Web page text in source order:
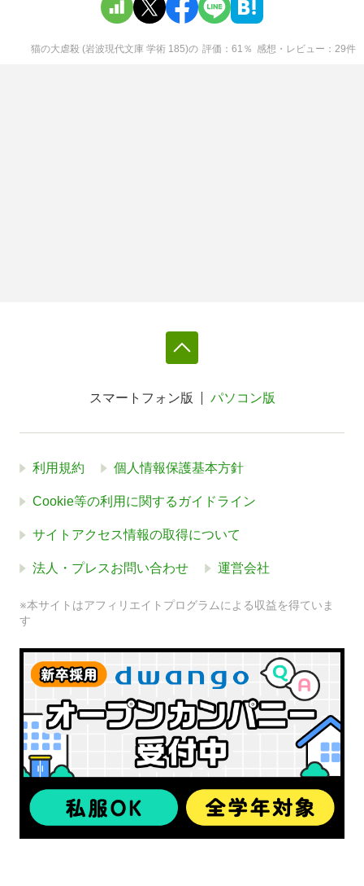
猫の大虐殺 (岩波現代文庫 学術 185)の 評価 61 ％ 感想・レビュー 29件
スマートフォン版 パソコン版
利用規約 個人情報保護基本方針
Cookie等の利用に関するガイドライン
サイトアクセス情報の取得について
法人・プレスお問い合わせ 運営会社
※本サイトはアフィリエイトプログラムによる収益を得ていま
す